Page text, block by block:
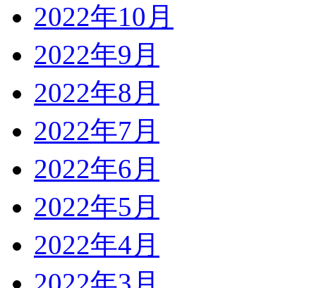
2022年10月
2022年9月
2022年8月
2022年7月
2022年6月
2022年5月
2022年4月